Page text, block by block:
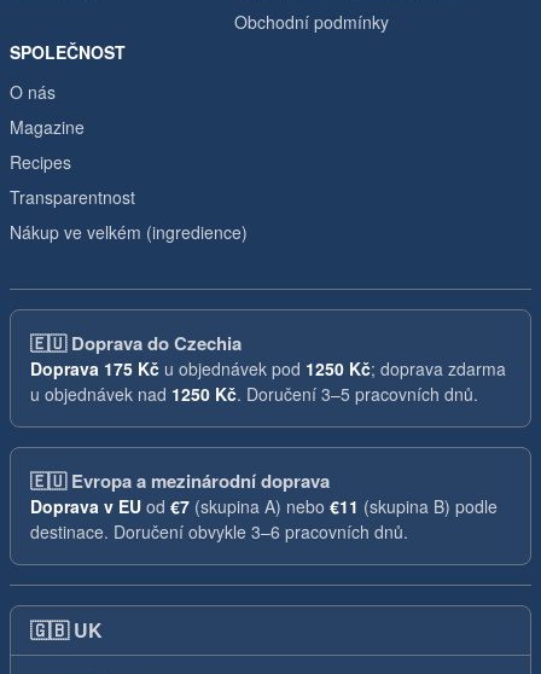
Obchodní podmínky
SPOLEČNOST
O nás
Magazine
Recipes
Transparentnost
Nákup ve velkém (ingredience)
🇪🇺Doprava do Czechia
Doprava 175 Kč u objednávek pod 1250 Kč; doprava zdarma
u objednávek nad 1250 Kč. Doručení 3–5 pracovních dnů.
🇪🇺Evropa a mezinárodní doprava
Doprava v EU od €7 (skupina A) nebo €11 (skupina B) podle
destinace. Doručení obvykle 3–6 pracovních dnů.
🇬🇧 UK